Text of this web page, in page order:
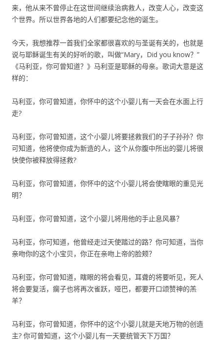
来，他从来不曾停止在这世间继续治病救人，改变人心，改变这
个世界。所以世界各地的人们都要纪念他的诞生。
今天，我想推荐一首我们全家都很喜欢的与圣诞有关的，也就是
说与耶稣诞生有关的好听的歌，叫做“Mary，Did you know？”
《马利亚，你可曾知道？》马利亚是耶稣的母亲。歌词大意是这
样的：
马利亚，你可曾知道，你怀中的这个小婴儿有一天会在水面上行
走?
马利亚，你可曾知道，这个小婴儿将要拯救我们的子子孙孙？你
可知道，他将使你成为新造的人，这个从你腹中所出的婴儿将很
快使你被释放得拯救?
马利亚，你可曾知道，你怀中的这个小婴儿将会使瞎眼的重见光
明？
马利亚，你可曾知道，这个小婴儿将用他的手止息风暴？
马利亚，你可知道，他曾经走过天使踏过的路？你可知道，当你
亲吻你的这个小宝贝，你正在亲吻上帝的脸颊？
马利亚，你可曾知道，瞎眼的将会看见，耳聋的将要听见，死人
将会要复活，瘸子也将再次雀跃，哑巴，都要开口颂赞神的羔
羊？
马利亚，你可曾知道，你怀中的这个小婴儿就是天地万物的创造
主? 你可曾知道，这个小婴儿有一天要统管天下万国？